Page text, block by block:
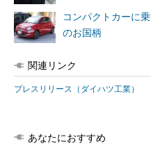
コンパクトカーに
のお国柄
関連リンク
プレスリリース（ダイハツ工業）
あなたにおすすめ